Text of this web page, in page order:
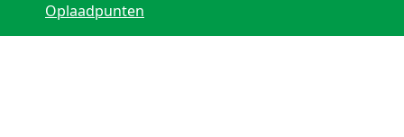
Oplaadpunten